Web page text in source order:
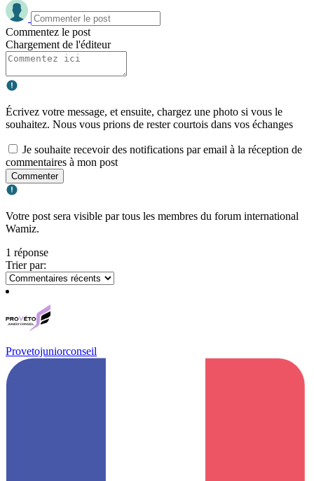
Commentez le post
Chargement de l'éditeur
Écrivez votre message, et ensuite, chargez une photo si vous le
souhaitez. Nous vous prions de rester courtois dans vos échanges
Je souhaite recevoir des notifications par email à la réception de
commentaires à mon post
Commenter
Votre post sera visible par tous les membres du forum international
Wamiz.
1 réponse
Trier par:
Provetojuniorconseil